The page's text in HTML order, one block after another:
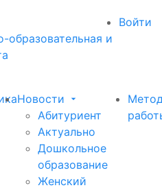
Войти
образовательная и
Новости
Абитуриент
Актуально
Дошкольное
образование
Женский